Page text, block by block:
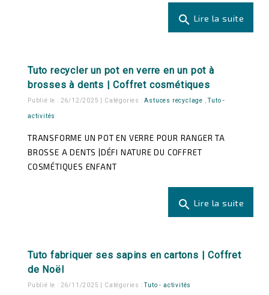
search Lire la suite
Tuto recycler un pot en verre en un pot à
brosses à dents | Coffret cosmétiques
Publié le : 26/12/2025 | Catégories :Astuces recyclage ,Tuto -
activités
TRANSFORME UN POT EN VERRE POUR RANGER TA
BROSSE A DENTS |DÉFI NATURE DU COFFRET
COSMÉTIQUES ENFANT
search Lire la suite
Tuto fabriquer ses sapins en cartons | Coffret
de Noël
Publié le : 26/11/2025 | Catégories :Tuto - activités